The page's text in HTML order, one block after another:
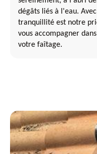
dégâts liés à l'eau.
tranquillité est notre
vous accompagner
votre faîtage.